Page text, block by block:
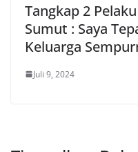
Tangkap 2
Sumut : Saya
Keluarga
Juli 9, 2024